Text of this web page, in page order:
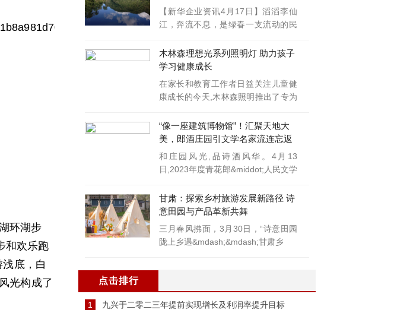
环湖步
和欢乐跑
底，白
光构成了
【新华企业资讯4月17日】滔滔李仙
江，奔流不息，是绿春一支流动的民
木林森理想光系列照明灯 助力孩子
学习健康成长
在家长和教育工作者日益关注儿童健
康成长的今天,木林森照明推出了专为
“像一座建筑博物馆”！汇聚天地大
美，郎酒庄园引文学名家流连忘返
和庄园风光,品诗酒风华。4月13
日,2023年度青花郎&middot;人民文学
甘肃：探索乡村旅游发展新路径 诗
意田园与产品革新共舞
三月春风拂面，3月30日，“诗意田园
陇上乡遇&mdash;&mdash;甘肃乡
点击排行
九兴于二零二三年提前实现增长及利润率提升目标
1